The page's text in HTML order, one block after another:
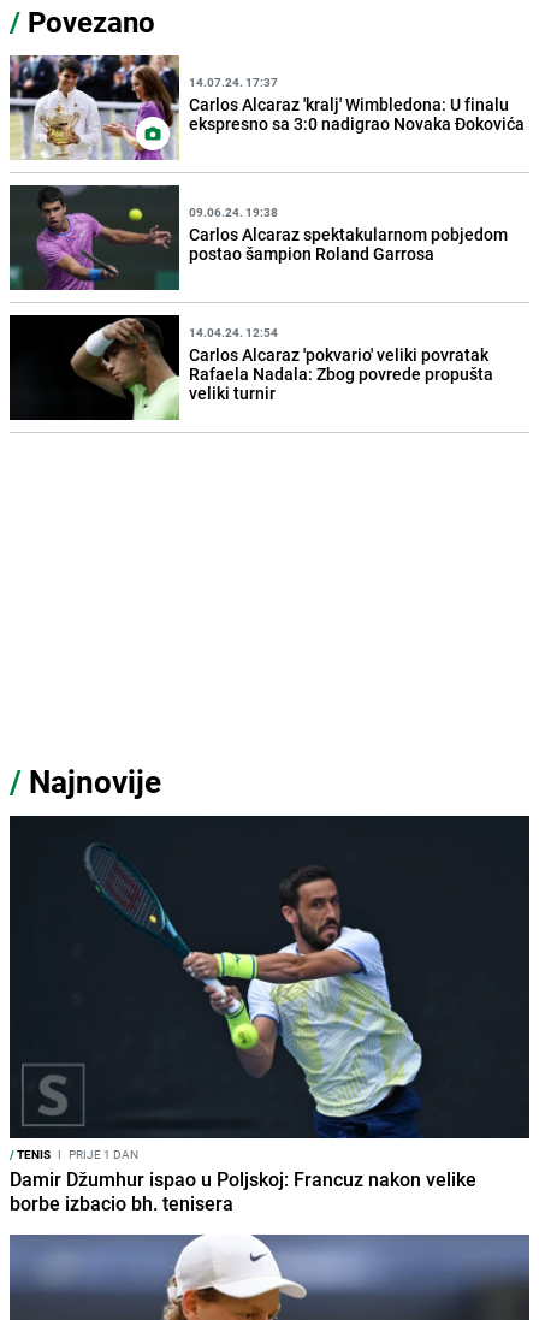
/ Povezano
14.07.24. 17:37
Carlos Alcaraz 'kralj' Wimbledona: U finalu
ekspresno sa 3:0 nadigrao Novaka Đokovića
09.06.24. 19:38
Carlos Alcaraz spektakularnom pobjedom
postao šampion Roland Garrosa
14.04.24. 12:54
Carlos Alcaraz 'pokvario' veliki povratak
Rafaela Nadala: Zbog povrede propušta
veliki turnir
/ Najnovije
/TENIS I PRIJE 1 DAN
Damir Džumhur ispao u Poljskoj: Francuz nakon velike
borbe izbacio bh. tenisera